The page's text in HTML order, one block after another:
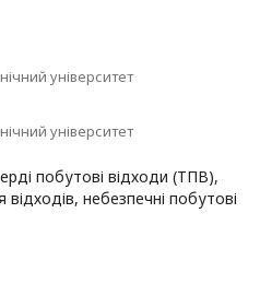
університет
університет
побутові відходи (ТПВ),
небезпечні побутові